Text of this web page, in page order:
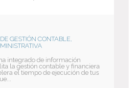
GESTIÓN CONTABLE,
integrado de información
la gestión contable y financiera
el tiempo de ejecución de tus